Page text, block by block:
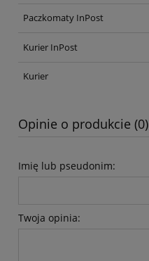
Paczkomaty InPost
Kurier InPost
Kurier
Opinie o produkcie (0)
Imię lub pseudonim:
Twoja opinia: